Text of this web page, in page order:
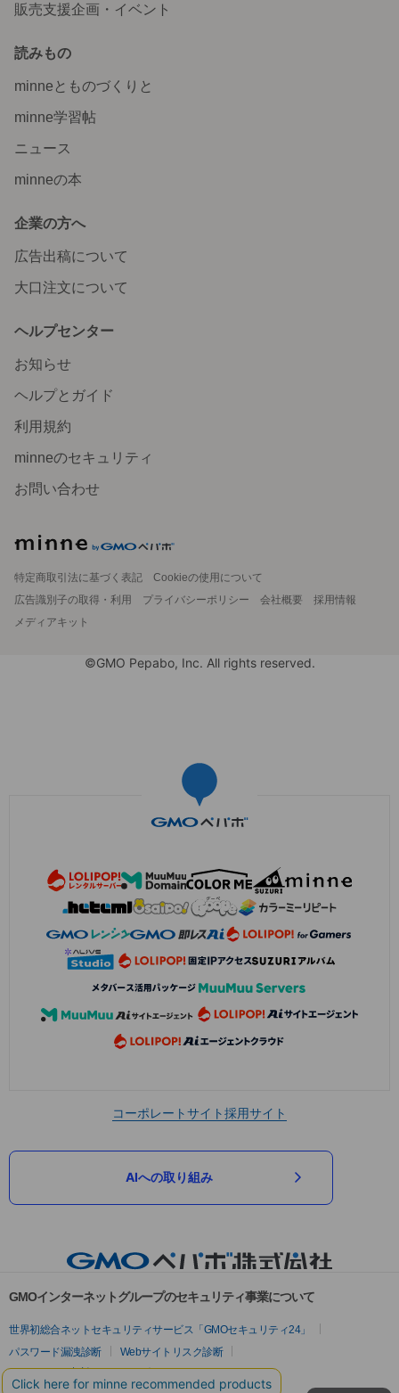
販売支援企画・イベント
読みもの
minneとものづくりと
minne学習帖
ニュース
minneの本
企業の方へ
広告出稿について
大口注文について
ヘルプセンター
お知らせ
ヘルプとガイド
利用規約
minneのセキュリティ
お問い合わせ
特定商取引法に基づく表記
Cookieの使用について
広告識別子の取得・利用
プライバシーポリシー 会社概要
採用情報
メディアキット
©GMO Pepabo, Inc. All rights reserved.
コーポレートサイト採用サイト
AIへの取り組み
GMOインターネットグループのセキュリティ事業について
世界初総合ネットセキュリティサービス「GMOセキュリティ24」
パスワード漏洩診断
Webサイトリスク診断
セキュリティ相談AIチャットボット